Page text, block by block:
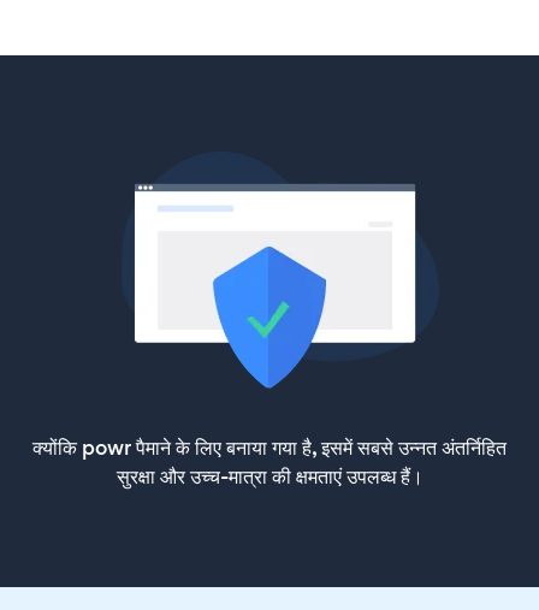
क्योंकि powr पैमाने के लिए बनाया गया है, इसमें सबसे उन्नत अंतर्निहित
सुरक्षा और उच्च-मात्रा की क्षमताएं उपलब्ध हैं।